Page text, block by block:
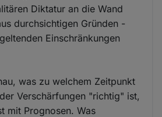
Diktatur an die Wand
durchsichtigen Gründen -
Einschränkungen
was zu welchem Zeitpunkt
Verschärfungen "richtig" ist,
mit Prognosen. Was